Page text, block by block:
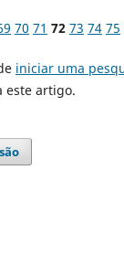
70 71 72 73 74 75
iniciar uma
este artigo.